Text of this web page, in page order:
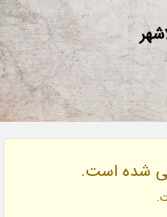
شده است.